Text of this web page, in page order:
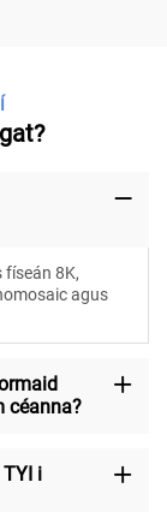
físeán 8K,
agus
céanna?
i